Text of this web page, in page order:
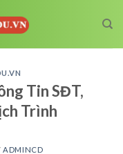
Tin SĐT,
Trình
ADMINCD